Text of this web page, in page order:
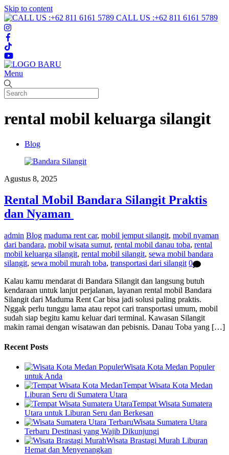
Skip to content
CALL US :+62 811 6161 5789
Menu
rental mobil keluarga silangit
Blog
Agustus 8, 2025
Rental Mobil Bandara Silangit Praktis
dan Nyaman
admin Blog maduma rent car, mobil jemput silangit, mobil nyaman
dari bandara, mobil wisata sumut, rental mobil danau toba, rental
mobil keluarga silangit, rental mobil silangit, sewa mobil bandara
silangit, sewa mobil murah toba, transportasi dari silangit 0
Kalau kamu mendarat di Bandara Silangit dan langsung butuh
kendaraan untuk lanjut perjalanan, layanan rental mobil Bandara
Silangit dari Maduma Rent Car bisa jadi solusi paling praktis.
Nggak perlu tunggu lama atau repot cari transportasi umum, mobil
sudah siap begitu kamu keluar dari terminal. Kawasan Silangit
makin ramai dengan wisatawan dan pebisnis. Danau Toba yang […]
Recent Posts
Wisata Kota Medan Populer
untuk Anda
Tempat Wisata Kota Medan
Liburan Seru di Sumatera Utara
Tempat Wisata Sumatera
Utara untuk Liburan Seru dan Berkesan
Wisata Sumatera Utara
Terbaru Destinasi yang Wajib Dikunjungi
Wisata Brastagi Murah Liburan
Hemat dan Menyenangkan